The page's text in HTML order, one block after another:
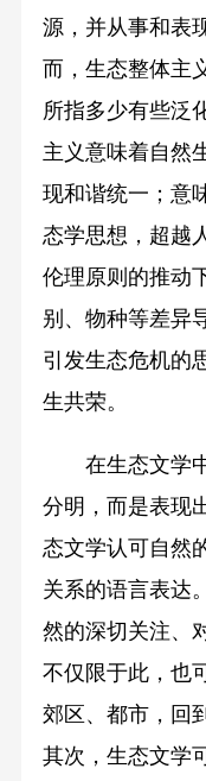
源，并从事和表
而，生态整体主
所指多少有些泛
主义意味着自然
现和谐统一；意
态学思想，超越
伦理原则的推动
别、物种等差异
引发生态危机的
生共荣。
在生态文学中
分明，而是表现
态文学认可自然
关系的语言表达
然的深切关注、
不仅限于此，也
郊区、都市，回
其次，生态文学